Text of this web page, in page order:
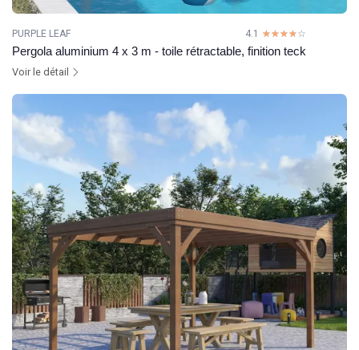
PURPLE LEAF 4.1 ☆☆☆☆☆
★★★★★
Pergola aluminium 4 x 3 m - toile rétractable, finition teck
Voir le détail